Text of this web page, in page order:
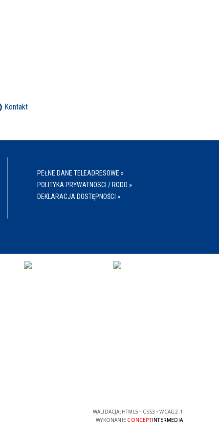
Kontakt
PEŁNE DANE TELEADRESOWE »
POLITYKA PRYWATNOSCI / RODO »
DEKLARACJA DOSTĘPNOŚCI »
WALIDACJA: HTML5+ CSS3 +WCAG 2.1
WYKONANIE CONCEPTINTERMEDIA